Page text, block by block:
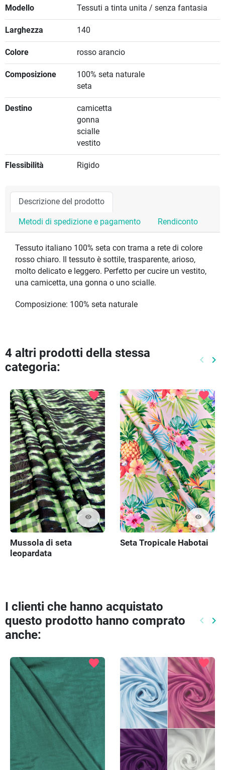
Modello Tessuti a tinta unita / senza fantasia
Larghezza 140
Colore rosso arancio
Composizione
100% seta naturale
seta
Destino
camicetta
gonna
scialle
vestito
Flessibilità Rigido
Descrizione del prodotto
Metodi di spedizione e pagamento Rendiconto
Tessuto italiano 100% seta con trama a rete di colore
rosso chiaro. Il tessuto è sottile, trasparente, arioso,
molto delicato e leggero. Perfetto per cucire un vestito,
una camicetta, una gonna o uno scialle.
Composizione: 100% seta naturale
4 altri prodotti della stessa
categoria:
keyboard_arrow_left keyboard_arrow_right
visibility
favorite
Mussola di seta
leopardata
visibility
favorite
Seta Tropicale Habotai
I clienti che hanno acquistato
questo prodotto hanno comprato
anche:
keyboard_arrow_left keyboard_arrow_right
favorite favorite